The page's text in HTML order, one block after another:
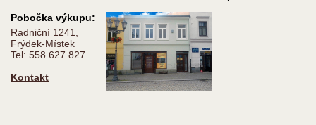
Pobočka výkupu:
Radniční 1241,
Frýdek-Místek
Tel: 558 627 827
Kontakt